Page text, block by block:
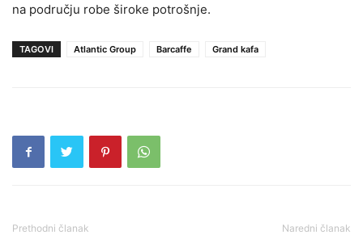
na području robe široke potrošnje.
TAGOVI Atlantic Group Barcaffe Grand kafa
Prethodni članak Naredni članak